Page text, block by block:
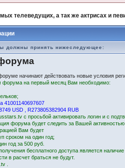
телеведущих, а так же актрисах и
должны принять нижеследующее:
начинают действовать новые условия
форума на первый месяц Вам необходимо:
41001140697607
USD , R273805382904 RUB
с просьбой активировать логин и с
форума будет следить за Вашей
Вам будет
сроком на один год;
год за 500 руб.
бесплатного доступа является
в расчет браться не будут.
.